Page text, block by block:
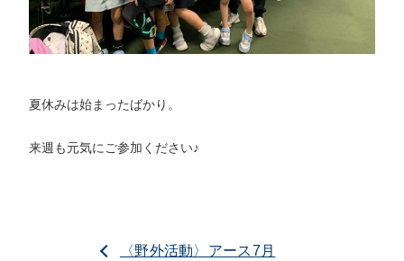
夏休みは始まったばかり。
来週も元気にご参加ください♪
〈野外活動〉アース7月